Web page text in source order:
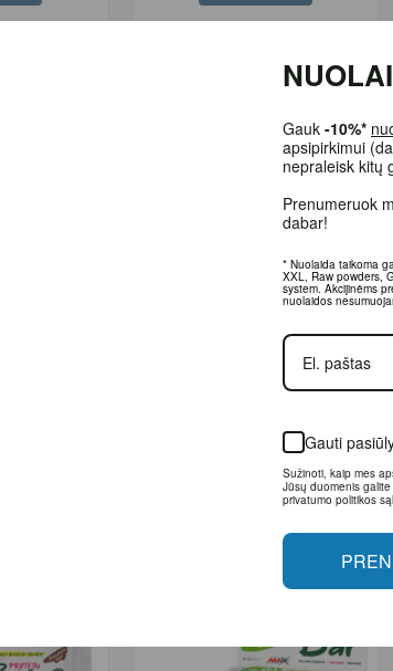
Nuts Bar
Amix Nutrition Protein Nuts Bar
Prekė sandėlyje
Į KREPŠELĮ
Gauk -10%*
apsipirkimui
nepraleisk kitų
Prenumeruok
dabar!
* Nuolaida taikoma
Raw powders, Go
Akcijinėms prekėms
nesumuojamos.
Gauti
Sužinoti, kaip mes
duomenis galite
politikos sąlygas.